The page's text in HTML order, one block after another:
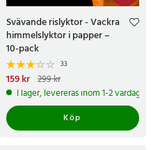
Svävande rislyktor - Vackra
himmelslyktor i papper –
10-pack
33
Nuvarande pris
pris:299 kr
159 kr 299 kr
I lager, levereras inom 1-2 vardagar
Köp